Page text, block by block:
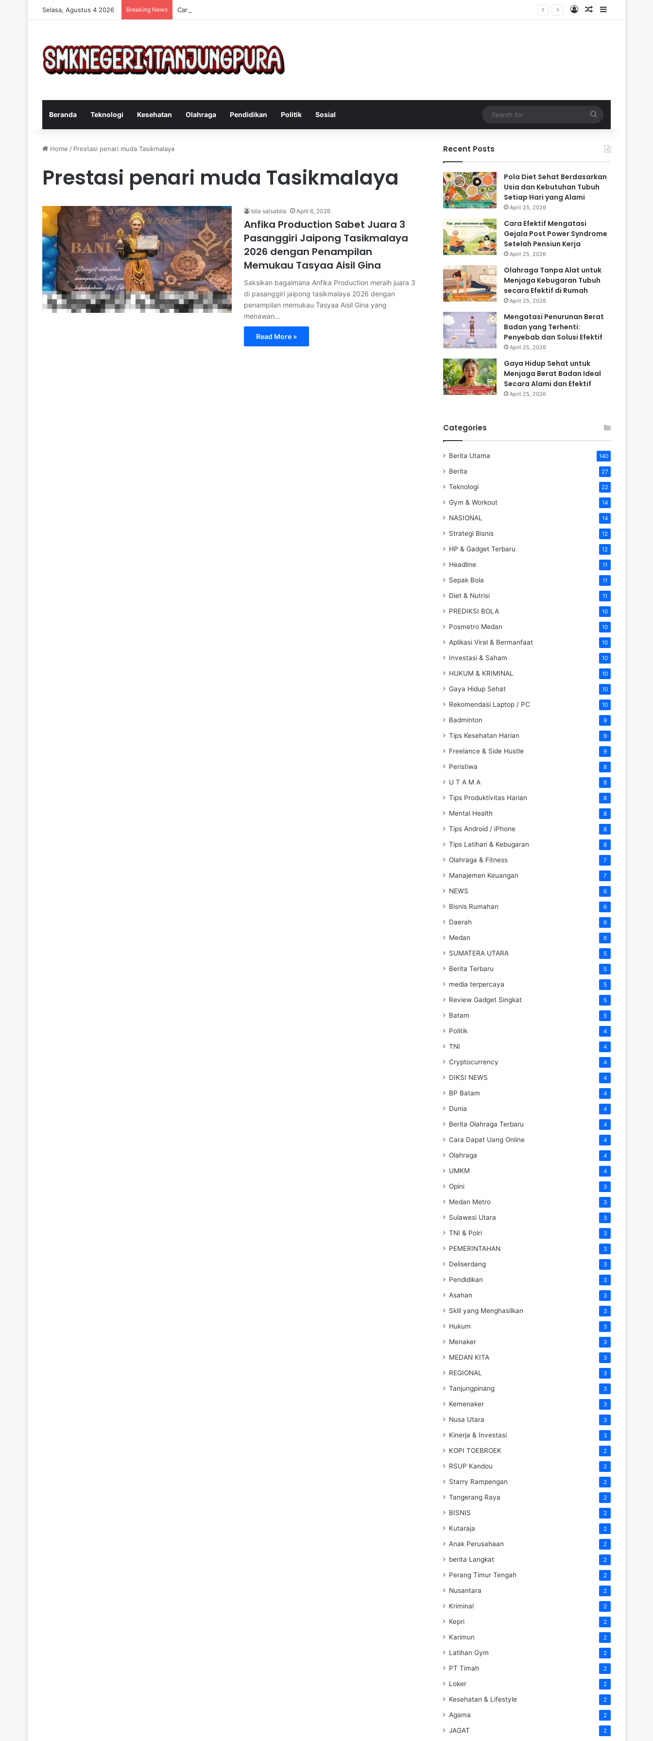
Selasa, Agustus 4 2026 Breaking News Cara Efektif Mengatasi Gejala Post Power Syndrome Setelah Pensiun Kerja Log InRandom Article
Sidebar
Beranda Teknologi Kesehatan Olahraga Pendidikan Politik Sosial
for
Home / Prestasi penari muda Tasikmalaya
Prestasi penari muda Tasikmalaya
bila salsabila April 6, 2026
Anfika Production Sabet Juara 3
Pasanggiri Jaipong Tasikmalaya
2026 dengan Penampilan
Memukau Tasyaa Aisil Gina
Saksikan bagaimana Anfika Production meraih juara 3
di pasanggiri jaipong tasikmalaya 2026 dengan
penampilan memukau Tasyaa Aisil Gina yang
menawan…
Read More »
Recent Posts
Pola Diet Sehat Berdasarkan
Usia dan Kebutuhan Tubuh
Setiap Hari yang Alami
April 25, 2026
Cara Efektif Mengatasi
Gejala Post Power Syndrome
Setelah Pensiun Kerja
April 25, 2026
Olahraga Tanpa Alat untuk
Menjaga Kebugaran Tubuh
secara Efektif di Rumah
April 25, 2026
Mengatasi Penurunan Berat
Badan yang Terhenti:
Penyebab dan Solusi Efektif
April 25, 2026
Gaya Hidup Sehat untuk
Menjaga Berat Badan Ideal
Secara Alami dan Efektif
April 25, 2026
Categories
Berita Utama 140
Berita 27
Teknologi 22
Gym & Workout 14
NASIONAL 14
Strategi Bisnis 12
HP & Gadget Terbaru 12
Headline 11
Sepak Bola 11
Diet & Nutrisi 11
PREDIKSI BOLA 10
Posmetro Medan 10
Aplikasi Viral & Bermanfaat 10
Investasi & Saham 10
HUKUM & KRIMINAL 10
Gaya Hidup Sehat 10
Rekomendasi Laptop / PC 10
Badminton 9
Tips Kesehatan Harian 9
Freelance & Side Hustle 9
Peristiwa 8
U T A M A 8
Tips Produktivitas Harian 8
Mental Health 8
Tips Android / iPhone 8
Tips Latihan & Kebugaran 8
Olahraga & Fitness 7
Manajemen Keuangan 7
NEWS 6
Bisnis Rumahan 6
Daerah 6
Medan 6
SUMATERA UTARA 5
Berita Terbaru 5
media terpercaya 5
Review Gadget Singkat 5
Batam 5
Politik 4
TNI 4
Cryptocurrency 4
DIKSI NEWS 4
BP Batam 4
Dunia 4
Berita Olahraga Terbaru 4
Cara Dapat Uang Online 4
Olahraga 4
UMKM 4
Opini 3
Medan Metro 3
Sulawesi Utara 3
TNI & Polri 3
PEMERINTAHAN 3
Deliserdang 3
Pendidikan 3
Asahan 3
Skill yang Menghasilkan 3
Hukum 3
Menaker 3
MEDAN KITA 3
REGIONAL 3
Tanjungpinang 3
Kemenaker 3
Nusa Utara 3
Kinerja & Investasi 3
KOPI TOEBROEK 2
RSUP Kandou 2
Starry Rampengan 2
Tangerang Raya 2
BISNIS 2
Kutaraja 2
Anak Perusahaan 2
berita Langkat 2
Perang Timur Tengah 2
Nusantara 2
Kriminal 2
Kepri 2
Karimun 2
Latihan Gym 2
PT Timah 2
Loker 2
Kesehatan & Lifestyle 2
Agama 2
JAGAT 2